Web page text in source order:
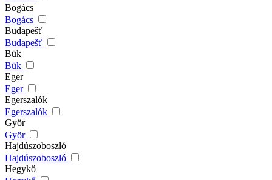
Bogács
Bogács
Budapešť
Budapešť
Bük
Bük
Eger
Eger
Egerszalók
Egerszalók
Györ
Györ
Hajdúszoboszló
Hajdúszoboszló
Hegykő